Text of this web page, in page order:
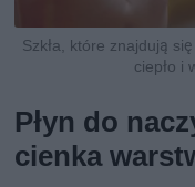
Szkła, które znajdują
ciepło i
Płyn do
cienka